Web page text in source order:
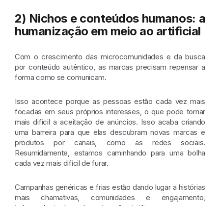
2) Nichos e conteúdos humanos: a
humanização em meio ao artificial
Com o crescimento das microcomunidades e da busca
por conteúdo autêntico, as marcas precisam repensar a
forma como se comunicam.
Isso acontece porque as pessoas estão cada vez mais
focadas em seus próprios interesses, o que pode tornar
mais difícil a aceitação de anúncios. Isso acaba criando
uma barreira para que elas descubram novas marcas e
produtos por canais, como as redes sociais.
Resumidamente, estamos caminhando para uma bolha
cada vez mais difícil de furar.
Campanhas genéricas e frias estão dando lugar a histórias
mais chamativas, comunidades e engajamento,